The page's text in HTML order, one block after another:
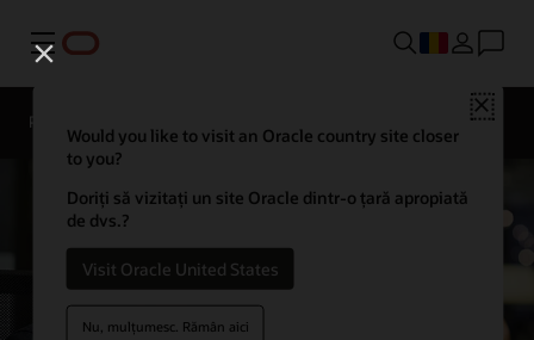
Menu
Close
Would you like to visit an Oracle country site closer
to you?
Doriți să vizitați un site Oracle dintr-o țară apropiată
de dvs.?
Visit Oracle United States
Nu, mulțumesc. Rămân aici
Prezentare generală